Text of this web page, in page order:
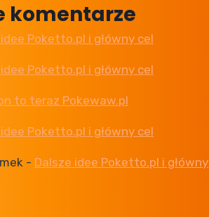
komentarze
Poketto.pl i główny cel
Poketto.pl i główny cel
to teraz Pokewaw.pl
Poketto.pl i główny cel
- Dalsze idee Poketto.pl i główny